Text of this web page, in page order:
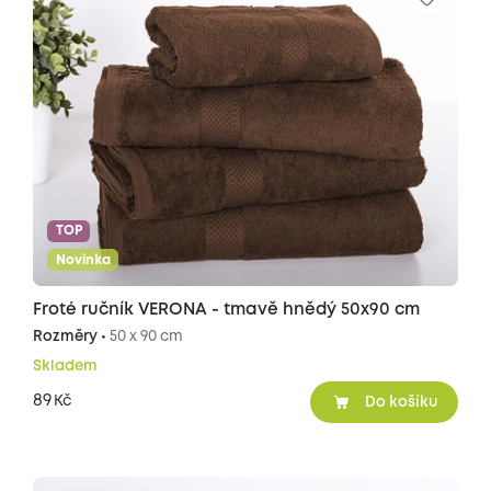
TOP
Novinka
Froté ručník VERONA - tmavě hnědý 50x90 cm
Rozměry • 50 x 90 cm
Skladem
89 Kč Do košíku